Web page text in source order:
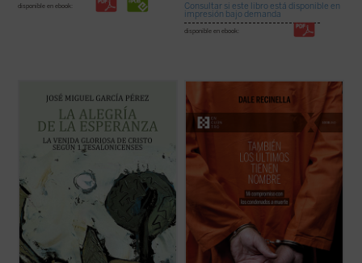
disponible en ebook: Consultar si este libro está disponible en
impresión bajo demanda
disponible en ebook:
que devuelve a la palabra paulina su
tonalidad originaria, abierta a la plenitud
cristológica, y que constituye una
esperanza cristiana como fuente de alegría
(ver ficha)
Recinella nos invita a ver lo que casi nadie
quiere mirar: el rostro humano detrás de
una sentencia, el clamor que ningún
tribunal alcanza a oír. Mientras el tiempo se
acerca a su final, él permanece junto ...
(ver
ficha)